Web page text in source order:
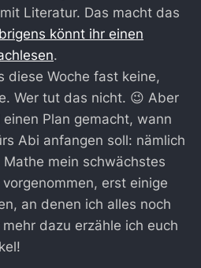
Literatur. Das macht das
könnt ihr einen
.
diese Woche fast keine,
Wer tut das nicht. 😉 Aber
Plan gemacht, wann
Abi anfangen soll: nämlich
Mathe mein schwächstes
erst einige
an denen ich alles noch
dazu erzähle ich euch